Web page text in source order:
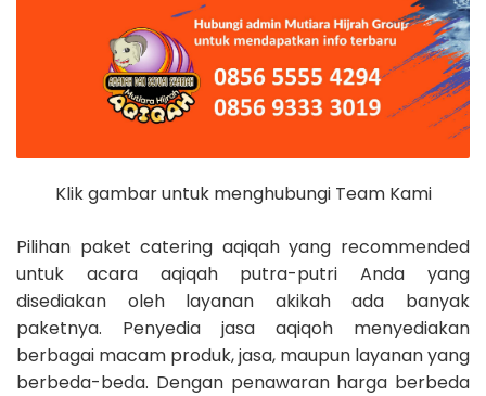
Klik gambar untuk menghubungi Team Kami
Pilihan paket catering aqiqah yang recommended
untuk acara aqiqah putra-putri Anda yang
disediakan oleh layanan akikah ada banyak
paketnya. Penyedia jasa aqiqoh menyediakan
berbagai macam produk, jasa, maupun layanan yang
berbeda-beda. Dengan penawaran harga berbeda